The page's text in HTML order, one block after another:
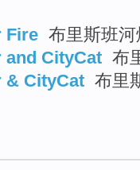
Fire 布里斯班
and CityCat 布
& CityCat 布里